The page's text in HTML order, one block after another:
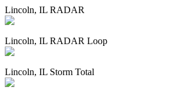
Lincoln, IL RADAR
Lincoln, IL RADAR Loop
Lincoln, IL Storm Total